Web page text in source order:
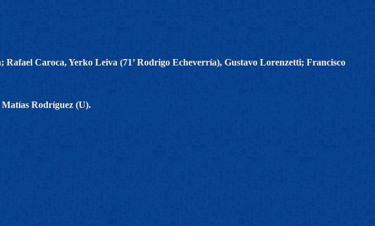
Caroca, Yerko Leiva (71’ Rodrigo Echeverría), Gustavo Lorenzetti; Francisco
Rodríguez (U).